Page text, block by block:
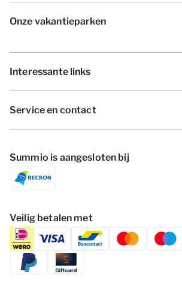
Onze vakantieparken
Interessante links
Service en contact
Summio is aangesloten bij
Veilig betalen met